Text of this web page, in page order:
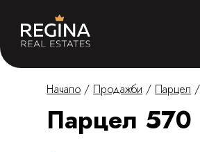
Начало / Продажби / Парцел /
Парцел 570